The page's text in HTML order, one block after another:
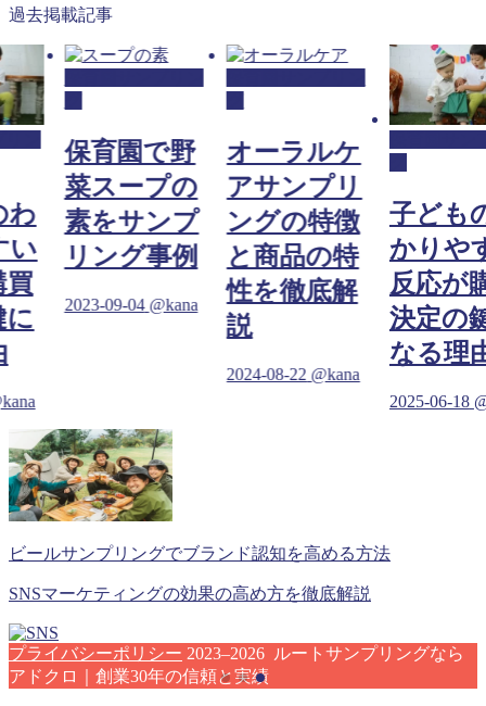
過去掲載記事
保育園で野
菜スープの
素をサンプ
リング事例
2023-09-04 @kana
オーラルケ
アサンプリ
ングの特徴
と商品の特
性を徹底解
説
2024-08-22 @kana
子ども
かりや
反応が
決定の
なる理由
2025-06-18
ビールサンプリングでブランド認知を高める方法
SNSマーケティングの効果の高め方を徹底解説
プライバシーポリシー 2023–2026 ルートサンプリングなら
アドクロ｜創業30年の信頼と実績